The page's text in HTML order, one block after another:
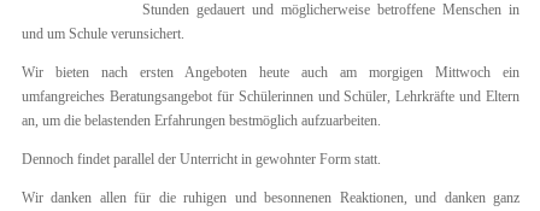
Stunden gedauert und möglicherweise betroffene Menschen in
und um Schule verunsichert.
Wir bieten nach ersten Angeboten heute auch am morgigen Mittwoch ein
umfangreiches Beratungsangebot für Schülerinnen und Schüler, Lehrkräfte und Eltern
an, um die belastenden Erfahrungen bestmöglich aufzuarbeiten.
Dennoch findet parallel der Unterricht in gewohnter Form statt.
Wir danken allen für die ruhigen und besonnenen Reaktionen, und danken ganz